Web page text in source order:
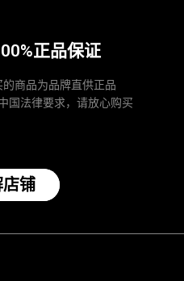
正品保证
商品为品牌直供正品
国法律要求，请放心购买
店铺